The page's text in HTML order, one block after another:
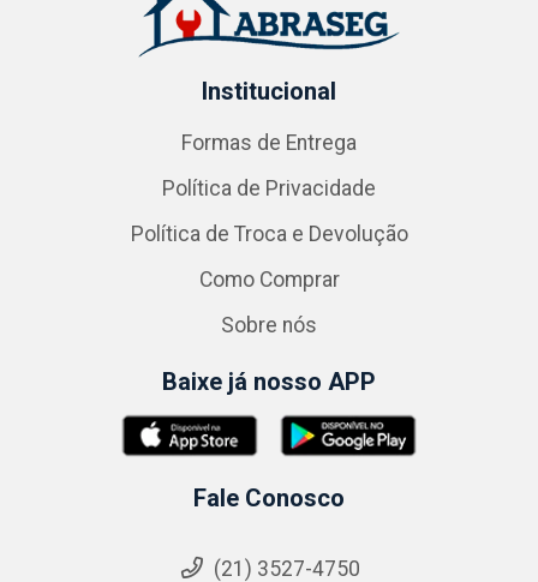
Institucional
Formas de Entrega
Política de Privacidade
Política de Troca e Devolução
Como Comprar
Sobre nós
Baixe já nosso APP
Fale Conosco
(21) 3527-4750